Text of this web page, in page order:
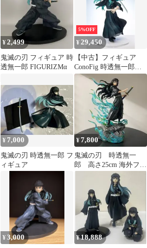
¥2,499
鬼滅の刃 フィギュア 時
透無一郎 FIGURIZMα
5%OFF
¥29,450
【中古】フィギュア
ConoFig 時透無一郎
「鬼滅の刃」
ANIPLEX+限定
¥ 7,000
鬼滅の刃 時透無一郎 フ
ィギュア
¥7,800
鬼滅の刃 時透無一
郎 高さ25cm 海外フィ
¥3,000 ¥18,888